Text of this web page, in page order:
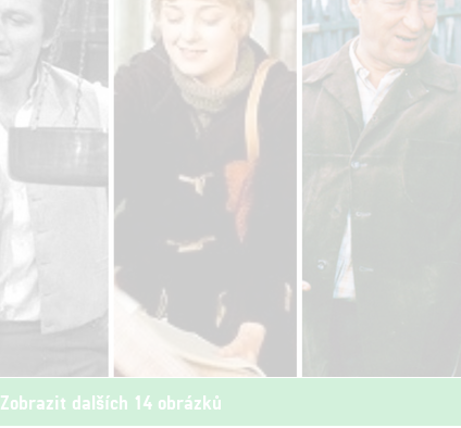
Zobrazit dalších 14 obrázků